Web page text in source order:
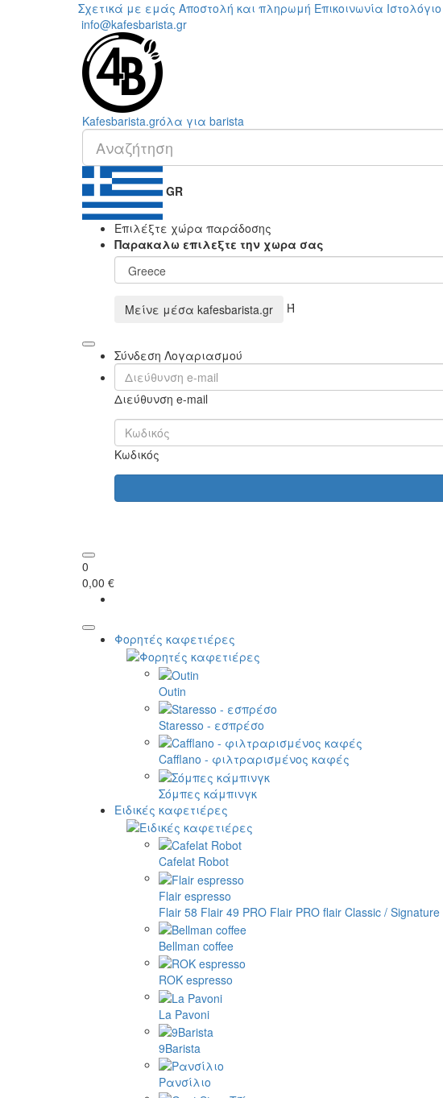
Σχετικά με εμάς Αποστολή και πληρωμή Επικοινωνία Ιστολόγιο
info@kafesbarista.gr
Kafesbarista.grόλα για barista
GR
Επιλέξτε χώρα παράδοσης
Παρακαλω επιλεξτε την χωρα σας
Μείνε μέσα kafesbarista.gr Ή
Σύνδεση Λογαριασμού
Διεύθυνση e-mail
Κωδικός
0
0,00 €
Φορητές καφετιέρες
Outin
Staresso - εσπρέσο
Cafflano - φιλτραρισμένος καφές
Σόμπες κάμπινγκ
Ειδικές καφετιέρες
Cafelat Robot
Flair espresso
Flair 58 Flair 49 PRO Flair PRO flair Classic / Signature
Bellman coffee
ROK espresso
La Pavoni
9Barista
Ρανσίλιο